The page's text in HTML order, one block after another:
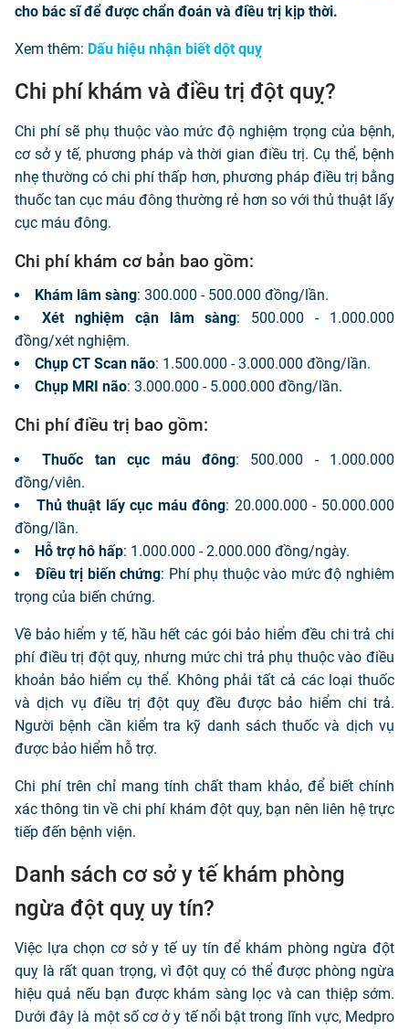
cho bác sĩ để được chẩn đoán và điều trị kịp thời.
Xem thêm: Dấu hiệu nhận biết dột quỵ
Chi phí khám và điều trị đột quỵ?
Chi phí sẽ phụ thuộc vào mức độ nghiệm trọng của bệnh,
cơ sở y tế, phương pháp và thời gian điều trị. Cụ thể, bệnh
nhẹ thường có chi phí thấp hơn, phương pháp điều trị bằng
thuốc tan cục máu đông thường rẻ hơn so với thủ thuật lấy
cục máu đông.
Chi phí khám cơ bản bao gồm:
Khám lâm sàng: 300.000 - 500.000 đồng/lần.
Xét nghiệm cận lâm sàng: 500.000 - 1.000.000
đồng/xét nghiệm.
Chụp CT Scan não: 1.500.000 - 3.000.000 đồng/lần.
Chụp MRI não: 3.000.000 - 5.000.000 đồng/lần.
Chi phí điều trị bao gồm:
Thuốc tan cục máu đông: 500.000 - 1.000.000
đồng/viên.
Thủ thuật lấy cục máu đông: 20.000.000 - 50.000.000
đồng/lần.
Hỗ trợ hô hấp: 1.000.000 - 2.000.000 đồng/ngày.
Điều trị biến chứng: Phí phụ thuộc vào mức độ nghiêm
trọng của biến chứng.
Về bảo hiểm y tế, hầu hết các gói bảo hiểm đều chi trả chi
phí điều trị đột quỵ, nhưng mức chi trả phụ thuộc vào điều
khoản bảo hiểm cụ thể. Không phải tất cả các loại thuốc
và dịch vụ điều trị đột quỵ đều được bảo hiểm chi trả.
Người bệnh cần kiểm tra kỹ danh sách thuốc và dịch vụ
được bảo hiểm hỗ trợ.
Chi phí trên chỉ mang tính chất tham khảo, để biết chính
xác thông tin về chi phí khám đột quỵ, bạn nên liên hệ trực
tiếp đến bệnh viện.
Danh sách cơ sở y tế khám phòng
ngừa đột quỵ uy tín?
Việc lựa chọn cơ sở y tế uy tín để khám phòng ngừa đột
quỵ là rất quan trọng, vì đột quỵ có thể được phòng ngừa
hiệu quả nếu bạn được khám sàng lọc và can thiệp sớm.
Dưới đây là một số cơ ở y tế nổi bật trong lĩnh vực, Medpro